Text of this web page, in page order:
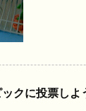
ックに投票しよ